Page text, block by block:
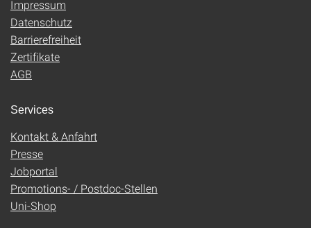
Impressum
Datenschutz
Barrierefreiheit
Zertifikate
AGB
Services
Kontakt & Anfahrt
Presse
Jobportal
Promotions- / Postdoc-Stellen
Uni-Shop